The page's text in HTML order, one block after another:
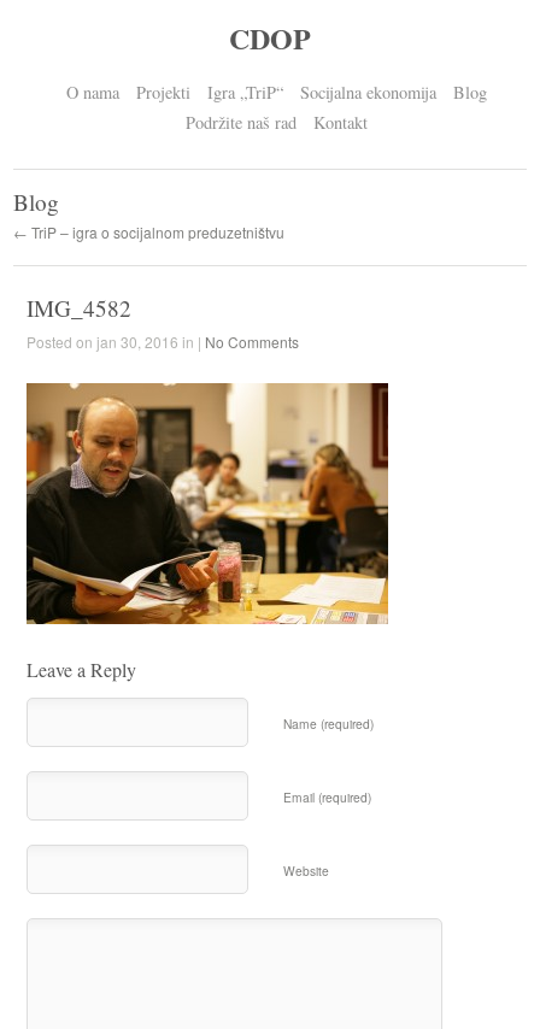
CDOP
O nama Projekti Igra „TriP“ Socijalna ekonomija
Blog
Podržite naš rad
Kontakt
Blog
← TriP – igra o socijalnom preduzetništvu
IMG_4582
Posted on jan 30, 2016 in | No Comments
Leave a Reply
Name (required)
Email (required)
Website